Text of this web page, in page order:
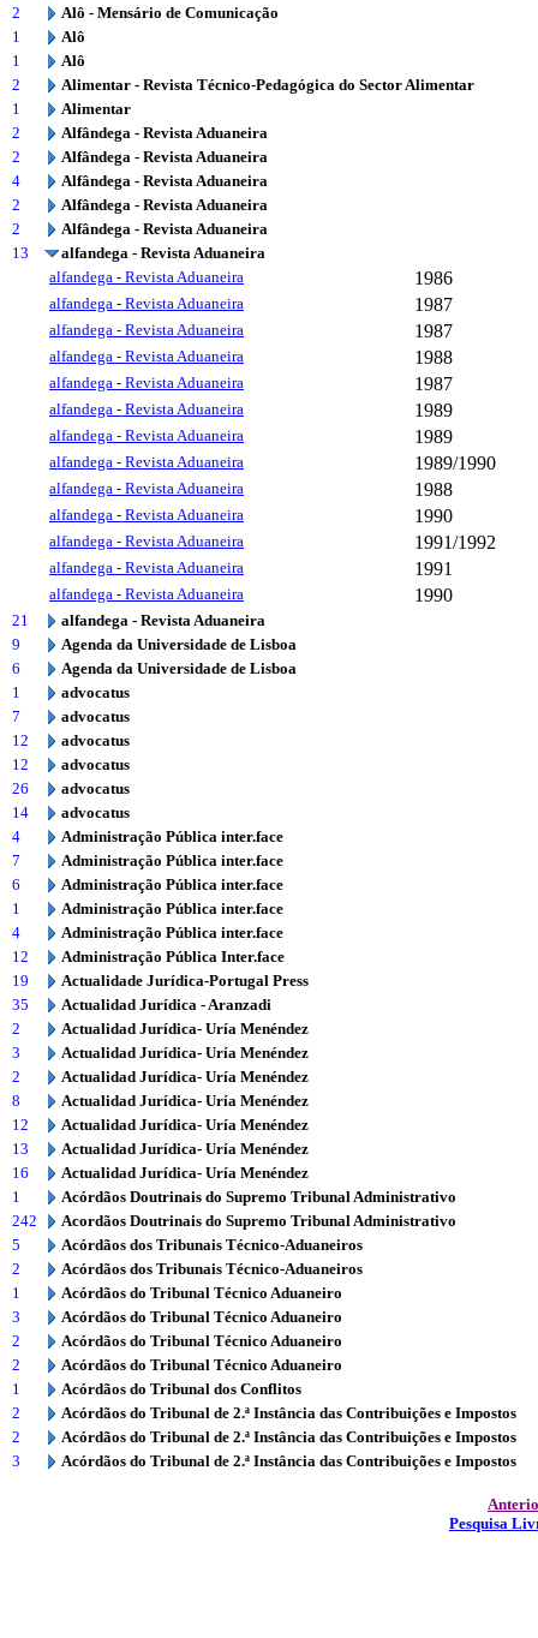
2
Alô - Mensário de Comunicação
1
Alô
1
Alô
2
Alimentar - Revista Técnico-Pedagógica do Sector Alimentar
1
Alimentar
2
Alfândega - Revista Aduaneira
2
Alfândega - Revista Aduaneira
4
Alfândega - Revista Aduaneira
2
Alfândega - Revista Aduaneira
2
Alfândega - Revista Aduaneira
13
alfandega - Revista Aduaneira
alfandega - Revista Aduaneira
1986
alfandega - Revista Aduaneira 1987
alfandega - Revista Aduaneira 1987
alfandega - Revista Aduaneira 1988
alfandega - Revista Aduaneira 1987
alfandega - Revista Aduaneira 1989
alfandega - Revista Aduaneira 1989
alfandega - Revista Aduaneira 1989/1990
alfandega - Revista Aduaneira 1988
alfandega - Revista Aduaneira 1990
alfandega - Revista Aduaneira 1991/1992
alfandega - Revista Aduaneira 1991
alfandega - Revista Aduaneira 1990
21
alfandega - Revista Aduaneira
9
Agenda da Universidade de Lisboa
6
Agenda da Universidade de Lisboa
1
advocatus
7
advocatus
12
advocatus
12
advocatus
26
advocatus
14
advocatus
4
Administração Pública inter.face
7
Administração Pública inter.face
6
Administração Pública inter.face
1
Administração Pública inter.face
4
Administração Pública inter.face
12
Administração Pública Inter.face
19
Actualidade Jurídica-Portugal Press
35
Actualidad Jurídica - Aranzadi
2
Actualidad Jurídica- Uría Menéndez
3
Actualidad Jurídica- Uría Menéndez
2
Actualidad Jurídica- Uría Menéndez
8
Actualidad Jurídica- Uría Menéndez
12
Actualidad Jurídica- Uría Menéndez
13
Actualidad Jurídica- Uría Menéndez
16
Actualidad Jurídica- Uría Menéndez
1
Acórdãos Doutrinais do Supremo Tribunal Administrativo
242
Acordãos Doutrinais do Supremo Tribunal Administrativo
5
Acórdãos dos Tribunais Técnico-Aduaneiros
2
Acórdãos dos Tribunais Técnico-Aduaneiros
1
Acórdãos do Tribunal Técnico Aduaneiro
3
Acórdãos do Tribunal Técnico Aduaneiro
2
Acórdãos do Tribunal Técnico Aduaneiro
2
Acórdãos do Tribunal Técnico Aduaneiro
1
Acórdãos do Tribunal dos Conflitos
2
Acórdãos do Tribunal de 2.ª Instância das Contribuições e Impostos
2
Acórdãos do Tribunal de 2.ª Instância das Contribuições e Impostos
3
Acórdãos do Tribunal de 2.ª Instância das Contribuições e Impostos
Pesquisa